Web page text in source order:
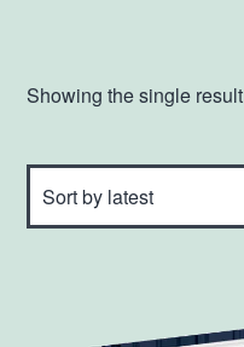
Showing the single result